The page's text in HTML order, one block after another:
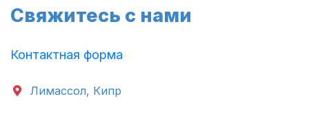
Свяжитесь с нами
Контактная форма
Лимассол, Кипр